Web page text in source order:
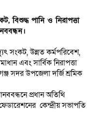
বিশুদ্ধ পানি ও নিরাপত্তা
সংকট, উন্নত কর্মপরিবেশ,
এবং সার্বিক নিরাপত্তা
সদর উপজেলা দর্জি শ্রমিক
প্রধান অতিথি
কেন্দ্রীয় সভাপতি